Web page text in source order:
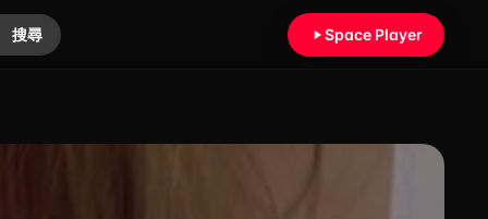
搜尋 Space Player